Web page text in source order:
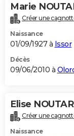
Marie
Créer une
Naissance
01/09/1927 à Issor
Décès
09/06/2010 à
Elise
Créer une
Naissance